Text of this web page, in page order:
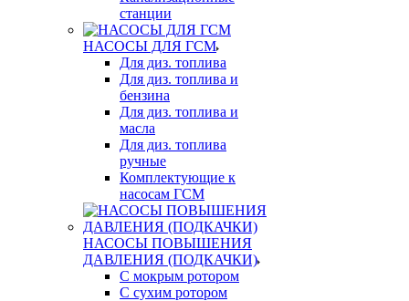
станции
НАСОСЫ ДЛЯ ГСМ
Для диз. топлива
Для диз. топлива и
бензина
Для диз. топлива и
масла
Для диз. топлива
ручные
Комплектующие к
насосам ГСМ
НАСОСЫ ПОВЫШЕНИЯ
ДАВЛЕНИЯ (ПОДКАЧКИ)
С мокрым ротором
С сухим ротором